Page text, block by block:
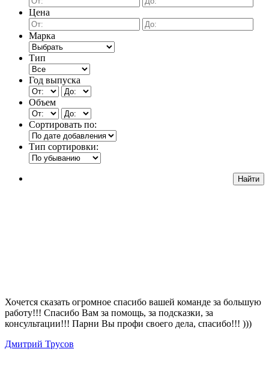
Цена
Марка
Тип
Год выпуска
Объем
Сортировать по:
Тип сортировки:
Хочется сказать огромное спасибо вашей команде за большую
работу!!! Спасибо Вам за помощь, за подсказки, за
консультации!!! Парни Вы профи своего дела, спасибо!!! )))
Дмитрий Трусов